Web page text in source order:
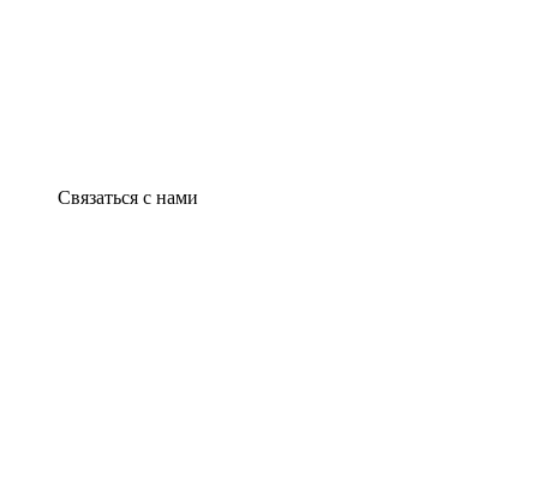
Связаться с нами